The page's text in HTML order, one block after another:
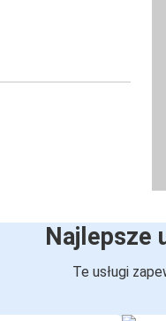
Najlepsze
Te usługi